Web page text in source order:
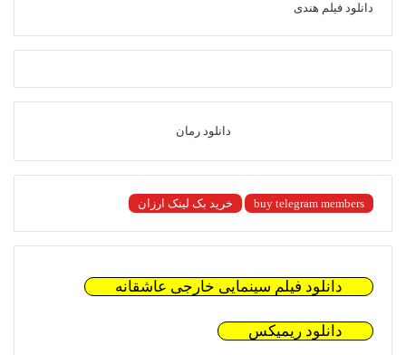
دانلود فیلم هندی
دانلود رمان
buy telegram members خرید بک لینک ارزان
دانلود فیلم سینمایی خارجی عاشقانه
دانلود ریمیکس